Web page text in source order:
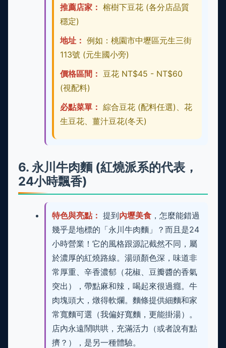
推薦店家： 榕樹下豆花 (各分店品質
穩定)
地址： 例如：桃園市中壢區元生三街
113號 (元生國小旁)
價格區間： 豆花 NT$45 - NT$60
(視配料)
必點菜單： 綜合豆花 (配料任選)、花
生豆花、薑汁豆花(冬天)
6. 永川牛肉麵 (紅燒派系的代表，
24小時飄香)
特色與亮點： 提到內壢美食 ，怎麼能錯過
幾乎是地標的「永川牛肉麵」？而且是24
小時營業！它的風格跟源記截然不同，屬
於濃厚的紅燒路線。湯頭顏色深，味道非
常厚重、辛香濃郁（花椒、豆瓣醬的香氣
突出），帶點麻和辣，喝起來很過癮。牛
肉塊頭大，燉得軟爛。麵條提供細麵和家
常寬麵可選（我偏好寬麵，更能掛湯）。
店內永遠鬧哄哄，充滿活力（或者說有點
擠？），是另一種體驗。